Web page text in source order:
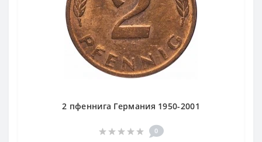
2 пфеннига Германия 1950-2001
0